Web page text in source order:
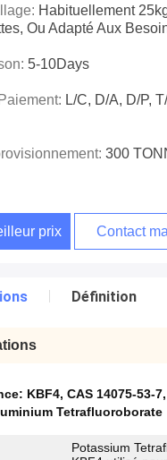
Habituellement
Ou Adapté Aux
5-10Days
L/C, D/A, D/P,
300
prix Contact
Définition
KBF4, CAS 14075-53-7,
Tetrafluoroborate
Potassium